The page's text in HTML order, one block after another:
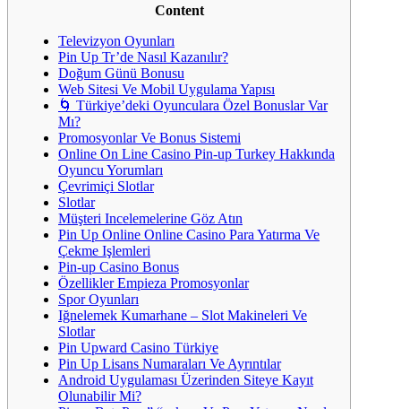
Content
Televizyon Oyunları
Pin Up Tr’de Nasıl Kazanılır?
Doğum Günü Bonusu
Web Sitesi Ve Mobil Uygulama Yapısı
🌀 Türkiye’deki Oyunculara Özel Bonuslar Var
Mı?
Promosyonlar Ve Bonus Sistemi
Online On Line Casino Pin-up Turkey Hakkında
Oyuncu Yorumları
Çevrimiçi Slotlar
Slotlar
Müşteri Incelemelerine Göz Atın
Pin Up Online Online Casino Para Yatırma Ve
Çekme Işlemleri
Pin-up Casino Bonus
Özellikler Empieza Promosyonlar
Spor Oyunları
Iğnelemek Kumarhane – Slot Makineleri Ve
Slotlar
Pin Upward Casino Türkiye
Pin Up Lisans Numaraları Ve Ayrıntılar
Android Uygulaması Üzerinden Siteye Kayıt
Olunabilir Mi?